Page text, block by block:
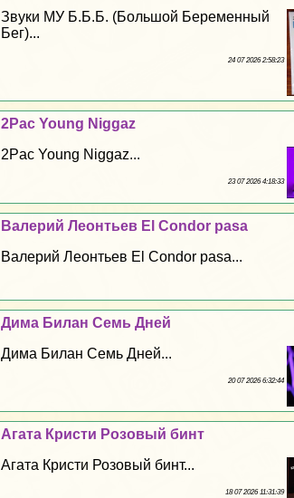
Звуки МУ Б.Б.Б. (Большой Беременный
Бег)...
24 07 2026 2:58:23
2Pac Young Niggaz
2Pac Young Niggaz...
23 07 2026 4:18:33
Валерий Леонтьев El Condor pasa
Валерий Леонтьев El Condor pasa...
Дима Билан Семь Дней
Дима Билан Семь Дней...
20 07 2026 6:32:44
Агата Кристи Розовый бинт
Агата Кристи Розовый бинт...
18 07 2026 11:31:39